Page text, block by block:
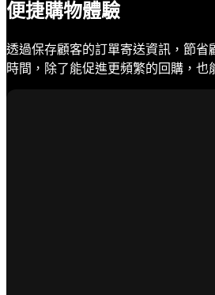
便捷購物體驗
透過保存顧客的訂單寄送資訊，節省
時間，除了能促進更頻繁的回購，也